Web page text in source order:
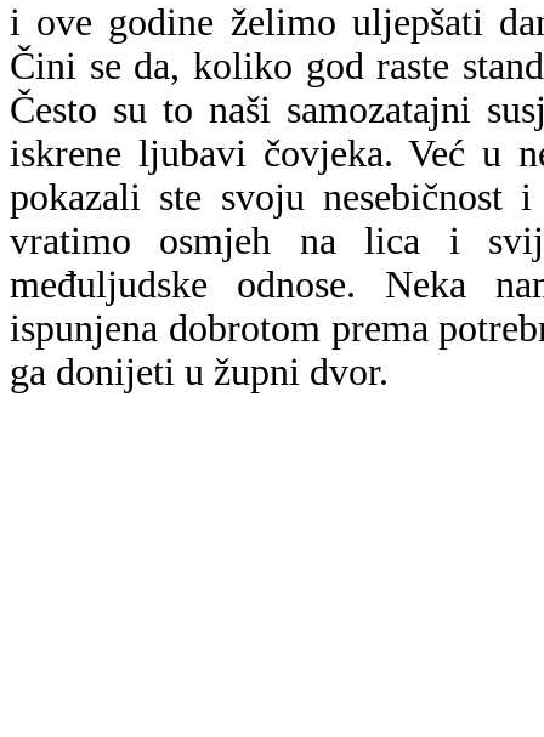
i ove godine želimo uljepšati
Čini se da, koliko god raste
Često su to naši samozatajni
iskrene ljubavi čovjeka. Već u
pokazali ste svoju nesebičnost
vratimo osmjeh na lica i
međuljudske odnose. Neka
ispunjena dobrotom prema
ga donijeti u župni dvor.